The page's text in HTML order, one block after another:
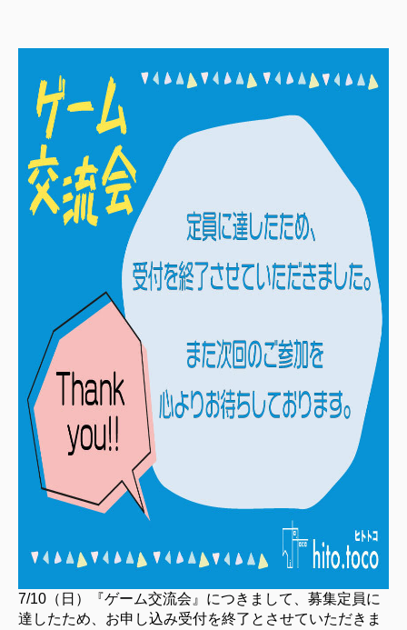
7/10（日）『ゲーム交流会』につきまして、募集定員に
達したため、お申し込み受付を終了とさせていただきま